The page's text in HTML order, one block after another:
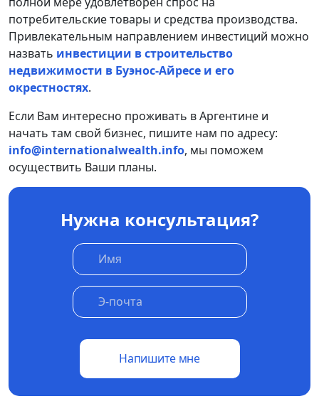
потребительские товары и средства производства.
Привлекательным направлением инвестиций можно
назвать инвестиции в строительство
недвижимости в Буэнос-Айресе и его
окрестностях.
Если Вам интересно проживать в Аргентине и
начать там свой бизнес, пишите нам по адресу:
info@internationalwealth.info, мы поможем
осуществить Ваши планы.
Нужна консультация?
Напишите мне